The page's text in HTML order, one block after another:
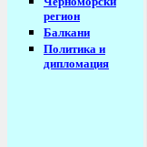
регион
Балкани
Политика и
дипломация